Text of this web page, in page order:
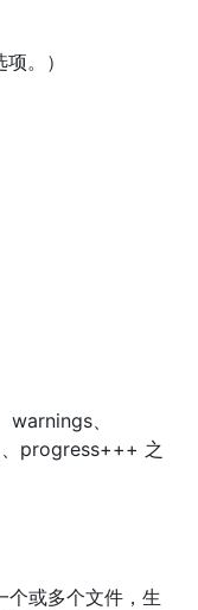
。）
、
progress+++ 之
个或多个文件，生